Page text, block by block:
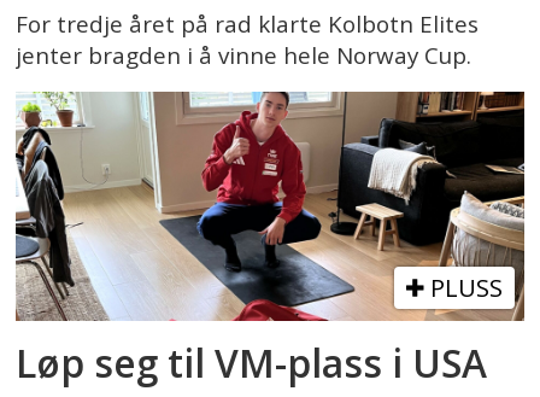
For tredje året på rad klarte Kolbotn Elites
jenter bragden i å vinne hele Norway Cup.
PLUSS
Løp seg til VM-plass i USA